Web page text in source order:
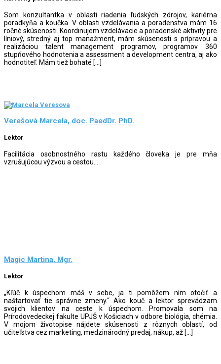
Som konzultantka v oblasti riadenia ľudských zdrojov, kariérna
poradkyňa a koučka. V oblasti vzdelávania a poradenstva mám 16
ročné skúsenosti. Koordinujem vzdelávacie a poradenské aktivity pre
líniový, stredný aj top manažment, mám skúsenosti s prípravou a
realizáciou talent management programov, programov 360
stupňového hodnotenia a assessment a development centra, aj ako
hodnotiteľ. Mám tiež bohaté […]
Verešová Marcela, doc. PaedDr. PhD.
Lektor
Facilitácia osobnostného rastu každého človeka je pre mňa
vzrušujúcou výzvou a cestou...
Magic Martina, Mgr.
Lektor
„Kľúč k úspechom máš v sebe, ja ti pomôžem ním otočiť a
naštartovať tie správne zmeny.“ Ako kouč a lektor sprevádzam
svojich klientov na ceste k úspechom. Promovala som na
Prírodovedeckej fakulte UPJŠ v Košiciach v odbore biológia, chémia.
V mojom životopise nájdete skúsenosti z rôznych oblastí, od
učiteľstva cez marketing, medzinárodný predaj, nákup, až […]